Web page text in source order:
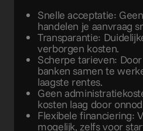
Snelle acceptatie:
handelen je aanvraag
Transparantie:
verborgen kosten.
Scherpe tarieven:
banken samen te
laagste rentes.
Geen
kosten laag door
Flexibele financiering:
mogelijk, zelfs voor